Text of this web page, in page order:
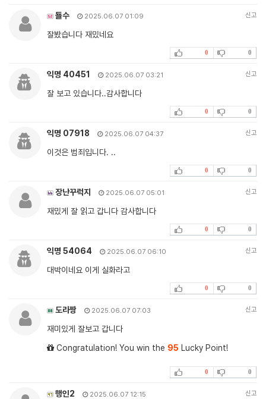
됼수 2025.06.07 01:09 신고
잘봤습니다 재밌네요
0 0
익명 40451 2025.06.07 03:21 신고
잘 보고 있습니다..감사합니다
0 0
익명 07918 2025.06.07 04:37 신고
이것은 범죄입니다. ..
0 0
장난꾸럭지 2025.06.07 05:01 신고
재밌게 잘 읽고 갑니다 감사합니다
0 0
익명 54064 2025.06.07 06:10 신고
대박이네요 이게 실화라고
0 0
도라짱 2025.06.07 07:03 신고
재미있게 잘보고 갑니다
Congratulation! You win the 95 Lucky Point!
0 0
행인2 2025.06.07 12:15 신고